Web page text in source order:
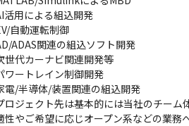
活用による組込開発
自動運転制御
ADAS関連の組込ソフト開発
世代カーナビ関連開発等
ワートレイン制御開発
電/半導体/装置関連の組込開発
ロジェクト先は基本的には当社のチーム
性やご希望に応じオープン系などの業務